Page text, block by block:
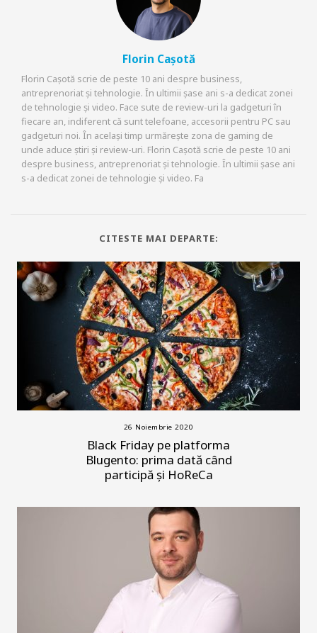
Florin Cașotă
Florin Cașotă scrie de peste 10 ani despre business,
antreprenoriat și tehnologie. În ultimii șase ani s-a dedicat zonei
de tehnologie și video. Face sute de review-uri la gadgeturi în
fiecare an, indiferent că sunt telefoane, accesorii pentru PC sau
gadgeturi noi. În același timp urmărește zona de gaming de
unde aduce știri și review-uri. Florin Cașotă scrie de peste 10 ani
despre business, antreprenoriat și tehnologie. În ultimii șase ani
s-a dedicat zonei de tehnologie și video. Fa
CITESTE MAI DEPARTE:
26 Noiembrie 2020
Black Friday pe platforma
Blugento: prima dată când
participă și HoReCa